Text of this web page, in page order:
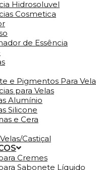
Hidrosoluvel
Cosmetica
de Essência
e Pigmentos Para
para Velas
Alumínio
Silicone
e Cera
Castiçal
Cremes
Sabonete Líquido